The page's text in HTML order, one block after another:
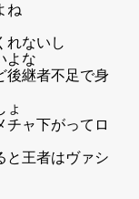
ね
れないし
よな
後継者不足で身
ょ
チャ下がってロ
と王者はヴァシ